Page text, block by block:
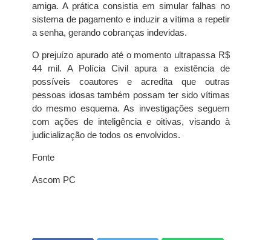
amiga. A prática consistia em simular falhas no
sistema de pagamento e induzir a vítima a repetir
a senha, gerando cobranças indevidas.
O prejuízo apurado até o momento ultrapassa R$
44 mil. A Polícia Civil apura a existência de
possíveis coautores e acredita que outras
pessoas idosas também possam ter sido vítimas
do mesmo esquema. As investigações seguem
com ações de inteligência e oitivas, visando à
judicialização de todos os envolvidos.
Fonte
Ascom PC